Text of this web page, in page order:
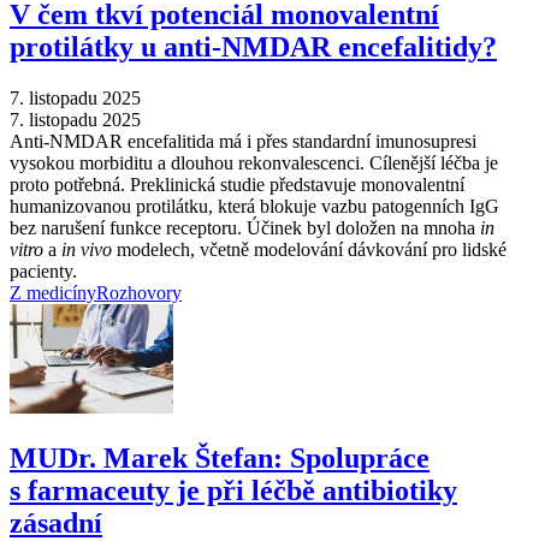
V čem tkví potenciál monovalentní
protilátky u anti-NMDAR encefalitidy?
7. listopadu 2025
7. listopadu 2025
Anti-NMDAR encefalitida má i přes standardní imunosupresi
vysokou morbiditu a dlouhou rekonvalescenci. Cílenější léčba je
proto potřebná. Preklinická studie představuje monovalentní
humanizovanou protilátku, která blokuje vazbu patogenních IgG
bez narušení funkce receptoru. Účinek byl doložen na mnoha in
vitro a in vivo modelech, včetně modelování dávkování pro lidské
pacienty.
Z medicínyRozhovory
MUDr. Marek Štefan: Spolupráce
s farmaceuty je při léčbě antibiotiky
zásadní